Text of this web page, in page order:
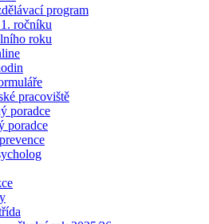
program
ročníku
roku
pracoviště
poradce
poradce